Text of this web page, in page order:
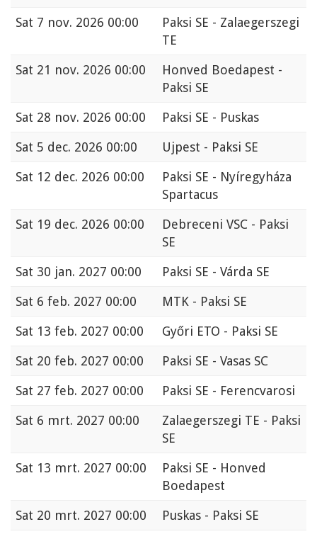
Sat 7 nov. 2026 00:00
Paksi SE - Zalaegerszegi
TE
Sat 21 nov. 2026 00:00
Honved Boedapest -
Paksi SE
Sat 28 nov. 2026 00:00
Paksi SE - Puskas
Sat 5 dec. 2026 00:00
Ujpest - Paksi SE
Sat 12 dec. 2026 00:00
Paksi SE - Nyíregyháza
Spartacus
Sat 19 dec. 2026 00:00
Debreceni VSC - Paksi
SE
Sat 30 jan. 2027 00:00
Paksi SE - Várda SE
Sat 6 feb. 2027 00:00
MTK - Paksi SE
Sat 13 feb. 2027 00:00
Győri ETO - Paksi SE
Sat 20 feb. 2027 00:00
Paksi SE - Vasas SC
Sat 27 feb. 2027 00:00
Paksi SE - Ferencvarosi
Sat 6 mrt. 2027 00:00
Zalaegerszegi TE - Paksi
SE
Sat 13 mrt. 2027 00:00
Paksi SE - Honved
Boedapest
Sat 20 mrt. 2027 00:00
Puskas - Paksi SE